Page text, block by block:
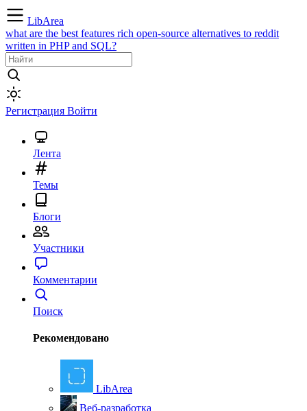
LibArea
what are the best features rich open-source alternatives to reddit
written in PHP and SQL?
Регистрация Войти
Лента
Темы
Блоги
Участники
Комментарии
Поиск
Рекомендовано
LibArea
Веб-разработка